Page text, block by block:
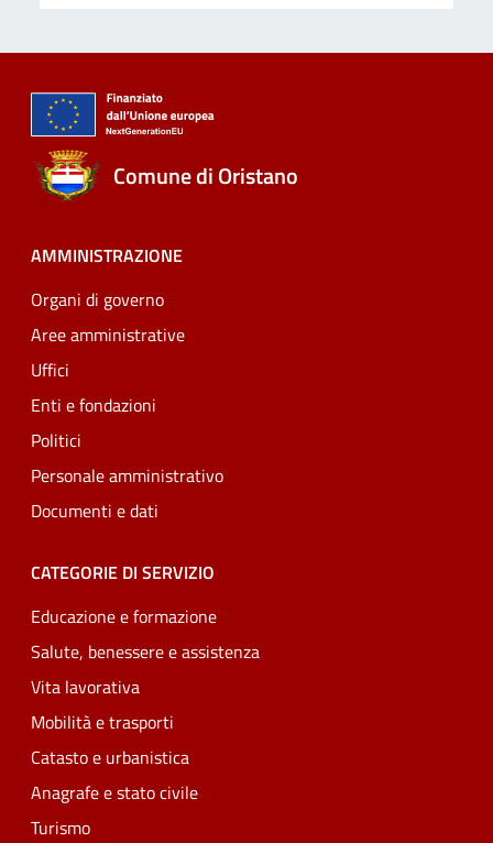
Comune di Oristano
AMMINISTRAZIONE
Organi di governo
Aree amministrative
Uffici
Enti e fondazioni
Politici
Personale amministrativo
Documenti e dati
CATEGORIE DI SERVIZIO
Educazione e formazione
Salute, benessere e assistenza
Vita lavorativa
Mobilità e trasporti
Catasto e urbanistica
Anagrafe e stato civile
Turismo